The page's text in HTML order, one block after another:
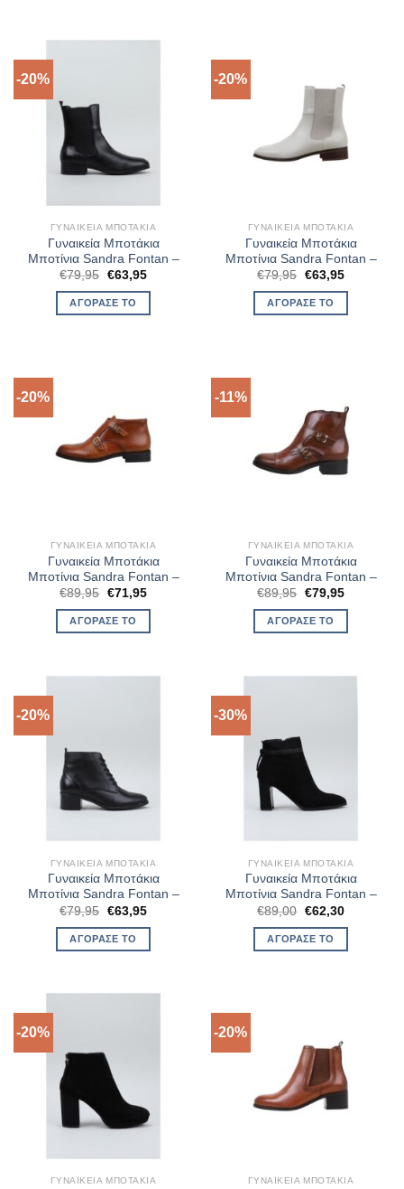
-20%
ΓΥΝΑΙΚΕΊΑ ΜΠΟΤΆΚΙΑ
Γυναικεία Μποτάκια
Μποτίνια Sandra Fontan –
€79,95 Original
was:
€79,95.
€63,95Η
ΑΓΌΡΑΣΈ ΤΟ
-20%
ΓΥΝΑΙΚΕΊΑ ΜΠΟΤΆΚΙΑ
Γυναικεία Μποτάκια
Μποτίνια Sandra Fontan –
€79,95 Original
was:
€79,95.
€63,95Η
ΑΓΌΡΑΣΈ ΤΟ
-20%
ΓΥΝΑΙΚΕΊΑ ΜΠΟΤΆΚΙΑ
Γυναικεία Μποτάκια
Μποτίνια Sandra Fontan –
€89,95 Original
was:
€89,95.
€71,95Η
ΑΓΌΡΑΣΈ ΤΟ
-11%
ΓΥΝΑΙΚΕΊΑ ΜΠΟΤΆΚΙΑ
Γυναικεία Μποτάκια
Μποτίνια Sandra Fontan –
€89,95 Original
was:
€89,95.
€79,95Η
ΑΓΌΡΑΣΈ ΤΟ
-20%
ΓΥΝΑΙΚΕΊΑ ΜΠΟΤΆΚΙΑ
Γυναικεία Μποτάκια
Μποτίνια Sandra Fontan –
€79,95 Original
was:
€79,95.
€63,95Η
ΑΓΌΡΑΣΈ ΤΟ
-30%
ΓΥΝΑΙΚΕΊΑ ΜΠΟΤΆΚΙΑ
Γυναικεία Μποτάκια
Μποτίνια Sandra Fontan –
€89,00 Original
was:
€89,00.
€62,30Η
ΑΓΌΡΑΣΈ ΤΟ
-20%
ΓΥΝΑΙΚΕΊΑ ΜΠΟΤΆΚΙΑ
-20%
ΓΥΝΑΙΚΕΊΑ ΜΠΟΤΆΚΙΑ